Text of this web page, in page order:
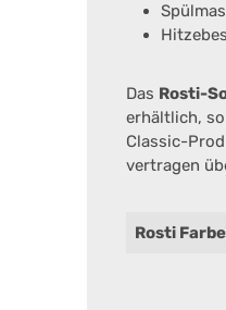
Das Rosti-
erhältlich,
Classic-
vertragen
Rosti